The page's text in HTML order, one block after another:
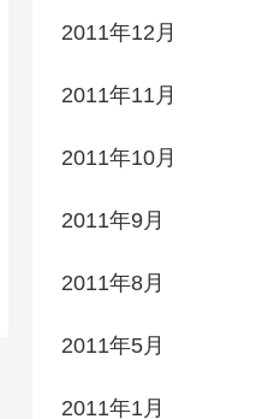
2011年12月
2011年11月
2011年10月
2011年9月
2011年8月
2011年5月
2011年1月